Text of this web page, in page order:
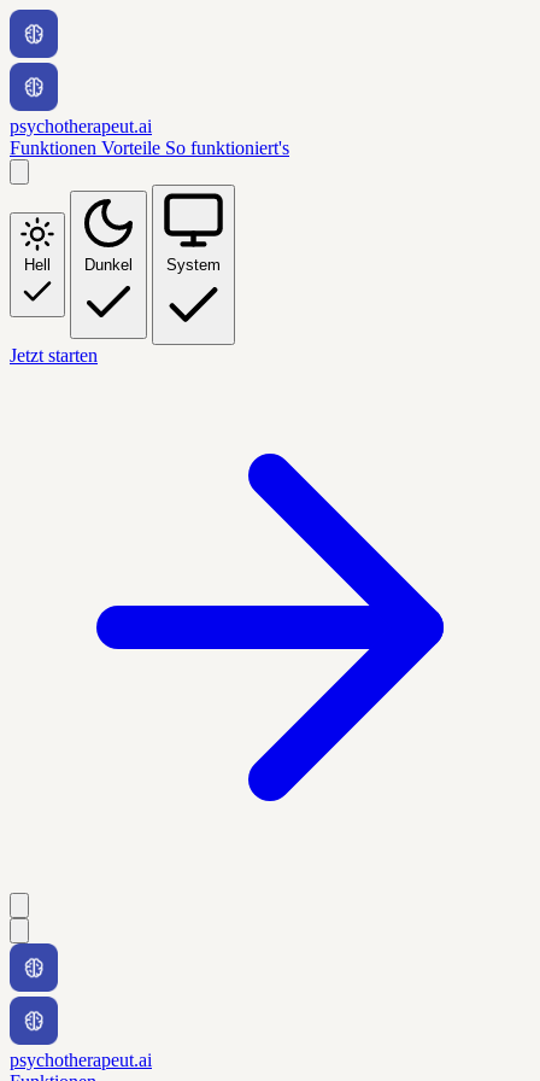
psychotherapeut.ai
Funktionen Vorteile So funktioniert's
Hell Dunkel System
Jetzt starten
psychotherapeut.ai